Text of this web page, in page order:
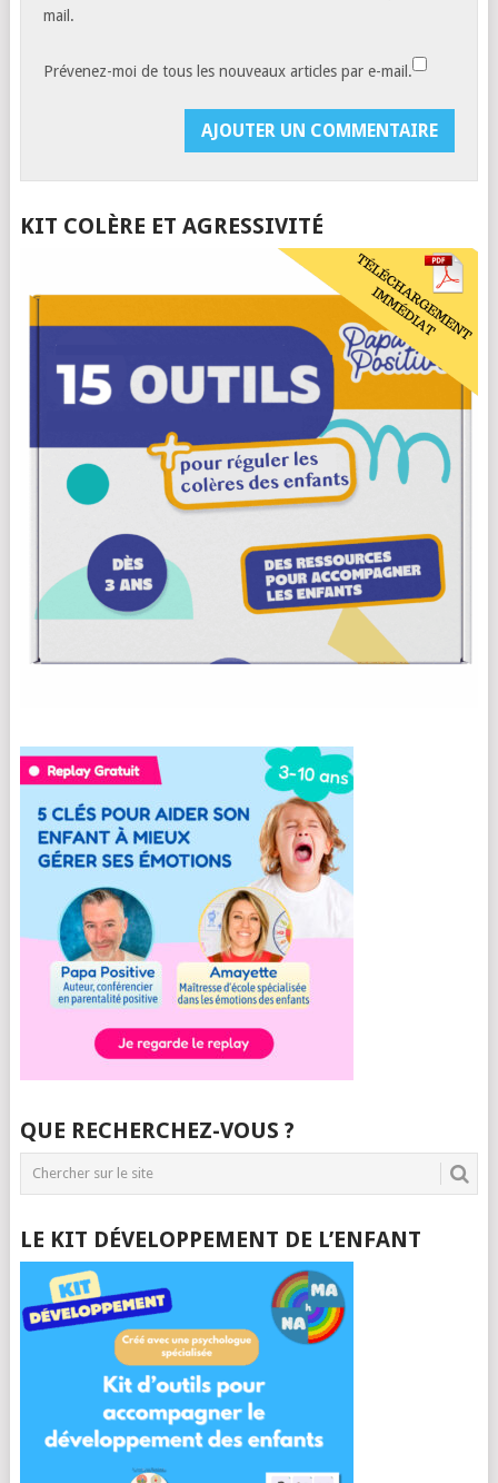
mail.
Prévenez-moi de tous les nouveaux articles par e-mail.
KIT COLÈRE ET AGRESSIVITÉ
QUE RECHERCHEZ-VOUS ?
LE KIT DÉVELOPPEMENT DE L’ENFANT